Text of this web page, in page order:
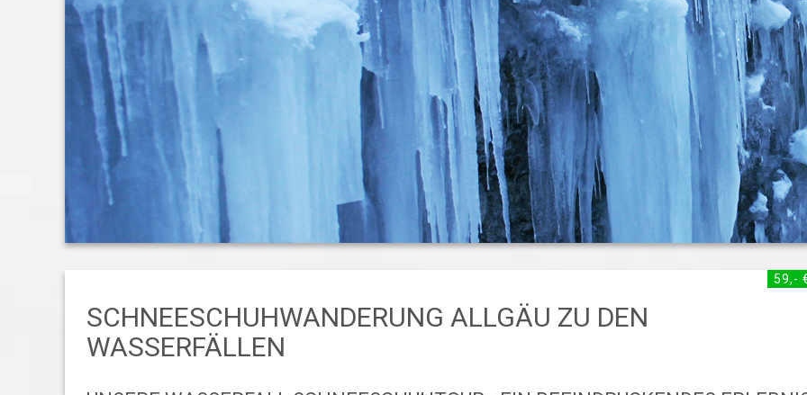
59,-
SCHNEESCHUHWANDERUNG ALLGÄU ZU DEN
WASSERFÄLLEN